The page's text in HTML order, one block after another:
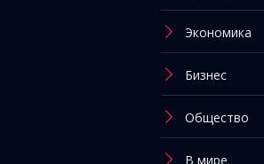
Экономика
Бизнес
Общество
В мире